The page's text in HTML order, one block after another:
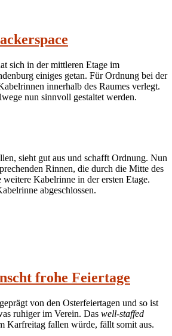
sich in der mittleren Etage im
einiges getan. Für Ordnung bei der
innerhalb des Raumes verlegt.
nun sinnvoll gestaltet werden.
sieht gut aus und schafft Ordnung. Nun
Rinnen, die durch die Mitte des
Kabelrinne in der ersten Etage.
abgeschlossen.
frohe Feiertage
von den Osterfeiertagen und so ist
ruhiger im Verein. Das well-staffed
Karfreitag fallen würde, fällt somit aus.